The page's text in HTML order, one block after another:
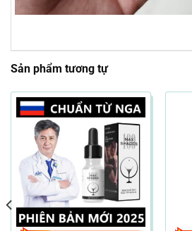
Sản phẩm tương tự